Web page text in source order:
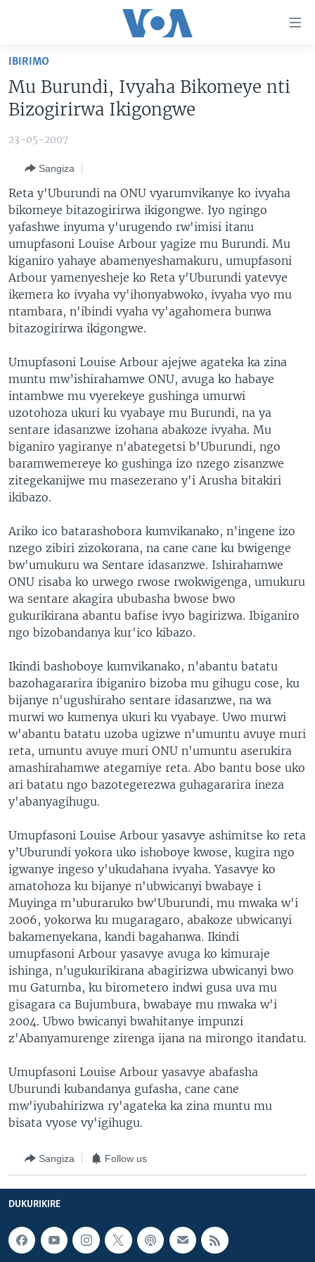
ntangiriro
Jya
gutangirira
gushakira
KW'ISI
MURISANGA
AMAKURU Y'AKARERE
AMAKURU KU MUGOROBA
BUNGABUNGA UBUZIMA
UMUZIKI
EJO
Learning English
DUKURIKIRE
Indimi
IBIRIMO
Mu Burundi, Ivyaha Bikomeye nti
Bizogirirwa Ikigongwe
23-05-2007
Sangiza
Reta y'Uburundi na ONU vyarumvikanye ko ivyaha
bikomeye bitazogirirwa ikigongwe. Iyo ngingo
yafashwe inyuma y'urugendo rw'imisi itanu
umupfasoni Louise Arbour yagize mu Burundi. Mu
kiganiro yahaye abamenyeshamakuru, umupfasoni
Arbour yamenyesheje ko Reta y'Uburundi yatevye
ikemera ko ivyaha vy'ihonyabwoko, ivyaha vyo mu
ntambara, n'ibindi vyaha vy'agahomera bunwa
bitazogirirwa ikigongwe.
Umupfasoni Louise Arbour ajejwe agateka ka zina
muntu mw’ishirahamwe ONU, avuga ko habaye
intambwe mu vyerekeye gushinga umurwi
uzotohoza ukuri ku vyabaye mu Burundi, na ya
sentare idasanzwe izohana abakoze ivyaha. Mu
biganiro yagiranye n'abategetsi b'Uburundi, ngo
baramwemereye ko gushinga izo nzego zisanzwe
zitegekanijwe mu masezerano y'i Arusha bitakiri
ikibazo.
Ariko ico batarashobora kumvikanako, n’ingene izo
nzego zibiri zizokorana, na cane cane ku bwigenge
bw'umukuru wa Sentare idasanzwe. Ishirahamwe
ONU risaba ko urwego rwose rwokwigenga, umukuru
wa sentare akagira ububasha bwose bwo
gukurikirana abantu bafise ivyo bagirizwa. Ibiganiro
ngo bizobandanya kur'ico kibazo.
Ikindi bashoboye kumvikanako, n’abantu batatu
bazohagararira ibiganiro bizoba mu gihugu cose, ku
bijanye n'ugushiraho sentare idasanzwe, na wa
murwi wo kumenya ukuri ku vyabaye. Uwo murwi
w'abantu batatu uzoba ugizwe n'umuntu avuye muri
reta, umuntu avuye muri ONU n'umuntu aserukira
amashirahamwe ategamiye reta. Abo bantu bose uko
ari batatu ngo bazotegerezwa guhagararira ineza
y'abanyagihugu.
Umupfasoni Louise Arbour yasavye ashimitse ko reta
y’Uburundi yokora uko ishoboye kwose, kugira ngo
igwanye ingeso y'ukudahana ivyaha. Yasavye ko
amatohoza ku bijanye n'ubwicanyi bwabaye i
Muyinga m’uburaruko bw'Uburundi, mu mwaka w'i
2006, yokorwa ku mugaragaro, abakoze ubwicanyi
bakamenyekana, kandi bagahanwa. Ikindi
umupfasoni Arbour yasavye avuga ko kimuraje
ishinga, n’ugukurikirana abagirizwa ubwicanyi bwo
mu Gatumba, ku birometero indwi gusa uva mu
gisagara ca Bujumbura, bwabaye mu mwaka w'i
2004. Ubwo bwicanyi bwahitanye impunzi
z'Abanyamurenge zirenga ijana na mirongo itandatu.
Umupfasoni Louise Arbour yasavye abafasha
Uburundi kubandanya gufasha, cane cane
mw'iyubahirizwa ry'agateka ka zina muntu mu
bisata vyose vy'igihugu.
Sangiza Follow us
DUKURIKIRE